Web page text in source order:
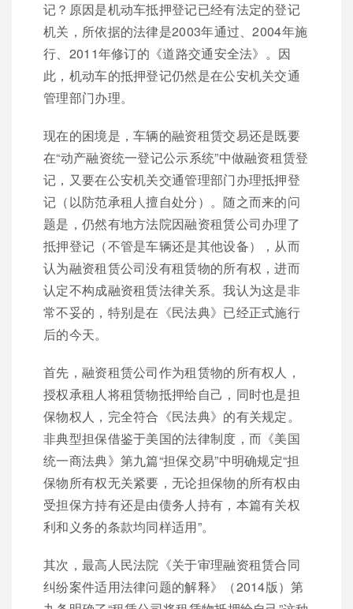
记？原因是机动车抵押登记已经有法定的登记
机关，所依据的法律是2003年通过、2004年施
行、2011年修订的《道路交通安全法》。因
此，机动车的抵押登记仍然是在公安机关交通
管理部门办理。
现在的困境是，车辆的融资租赁交易还是既要
在“动产融资统一登记公示系统”中做融资租赁登
记，又要在公安机关交通管理部门办理抵押登
记（以防范承租人擅自处分）。随之而来的问
题是，仍然有地方法院因融资租赁公司办理了
抵押登记（不管是车辆还是其他设备），从而
认为融资租赁公司没有租赁物的所有权，进而
认定不构成融资租赁法律关系。我认为这是非
常不妥的，特别是在《民法典》已经正式施行
后的今天。
首先，融资租赁公司作为租赁物的所有权人，
授权承租人将租赁物抵押给自己，同时也是担
保物权人，完全符合《民法典》的有关规定。
非典型担保借鉴于美国的法律制度，而《美国
统一商法典》第九篇“担保交易”中明确规定“担
保物所有权无关紧要，无论担保物的所有权由
受担保方持有还是由债务人持有，本篇有关权
利和义务的条款均同样适用”。
其次，最高人民法院《关于审理融资租赁合同
纠纷案件适用法律问题的解释》（2014版）第